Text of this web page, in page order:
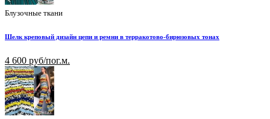
Блузочные ткани
Шелк креповый дизайн цепи и ремни в терракотово-бирюзовых тонах
4 600 руб/пог.м.